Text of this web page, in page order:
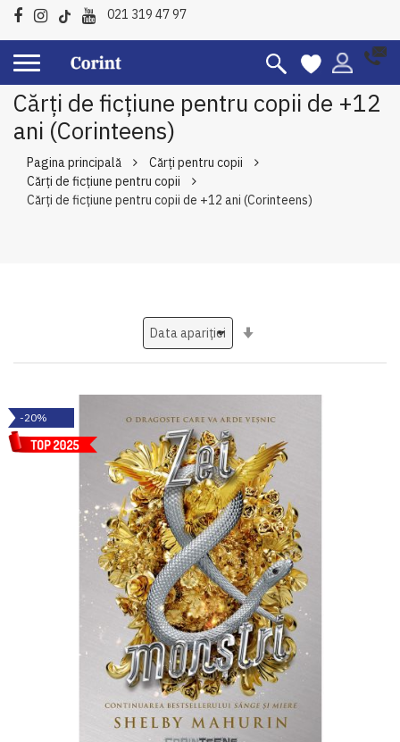
021 319 47 97
Cărți de ficțiune pentru copii de +12
ani (Corinteens)
Pagina principală
Cărți pentru copii
Cărți de ficțiune pentru copii
Cărți de ficțiune pentru copii de +12 ani (Corinteens)
-20%